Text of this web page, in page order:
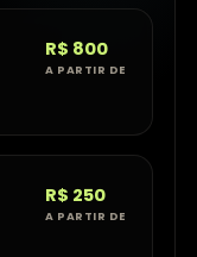
R$ 800
A PARTIR DE
R$ 250
A PARTIR DE